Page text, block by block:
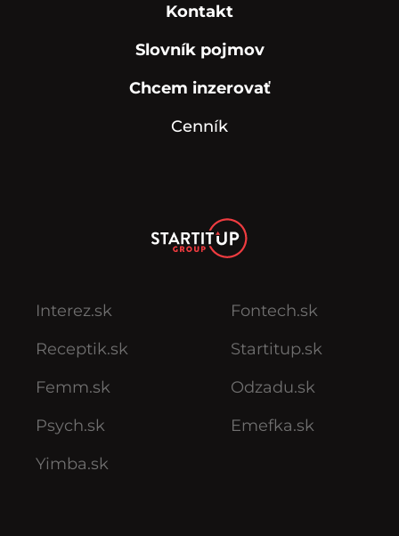
Kontakt
Slovník pojmov
Chcem inzerovať
Cenník
Interez.sk
Receptik.sk
Femm.sk
Psych.sk
Yimba.sk
Fontech.sk
Startitup.sk
Odzadu.sk
Emefka.sk